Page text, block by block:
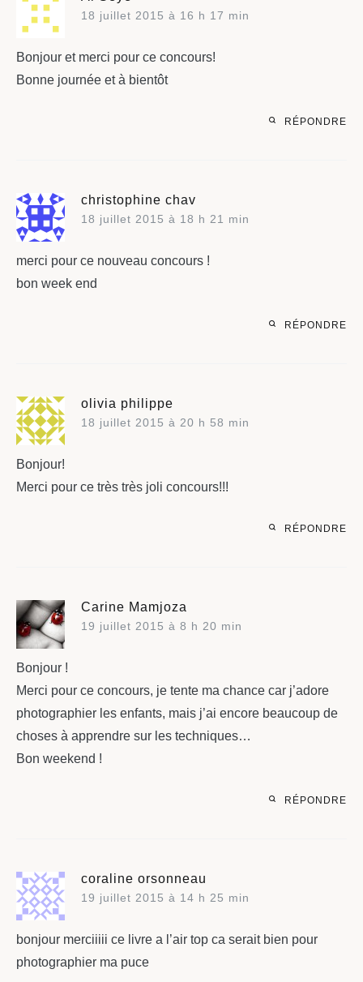
18 juillet 2015 à 16 h 17 min
Bonjour et merci pour ce concours!
Bonne journée et à bientôt
RÉPONDRE
christophine chav
18 juillet 2015 à 18 h 21 min
merci pour ce nouveau concours !
bon week end
RÉPONDRE
olivia philippe
18 juillet 2015 à 20 h 58 min
Bonjour!
Merci pour ce très très joli concours!!!
RÉPONDRE
Carine Mamjoza
19 juillet 2015 à 8 h 20 min
Bonjour !
Merci pour ce concours, je tente ma chance car j’adore
photographier les enfants, mais j’ai encore beaucoup de
choses à apprendre sur les techniques…
Bon weekend !
RÉPONDRE
coraline orsonneau
19 juillet 2015 à 14 h 25 min
bonjour merciiiii ce livre a l’air top ca serait bien pour
photographier ma puce